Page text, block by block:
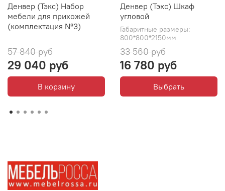
Денвер (Тэкс) Набор
мебели для прихожей
(комплектация №3)
57 840 руб
29 040 руб
В корзину
Денвер (Тэкс) Шкаф
угловой
Габаритные размеры:
800*800*2150мм
33 560 руб
16 780 руб
Выбрать